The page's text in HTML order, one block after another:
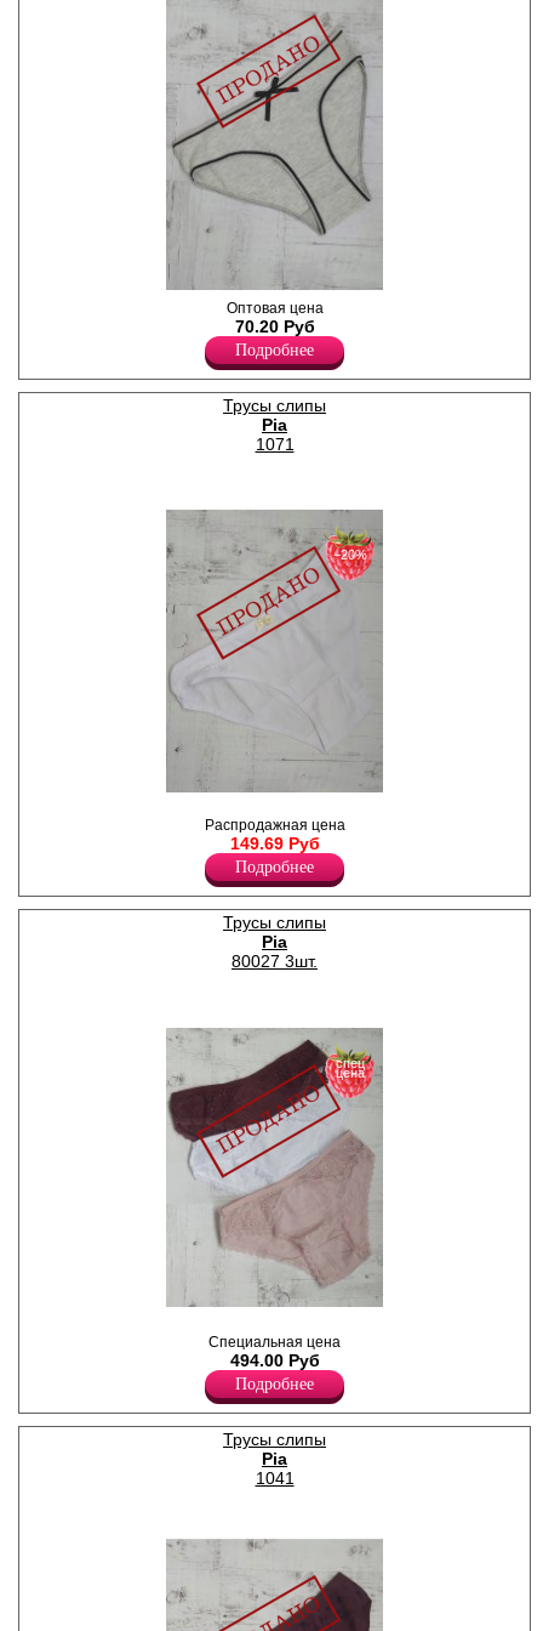
Трусы слипы женские из
хлопка, однотонные, с
декоративным бантиком, х/б
ластовица.
Хлопок 95%
Эластан 5%
Оптовая цена
70.20 Руб
Подробнее
Трусы слипы
Pia
1071
средней посадки, из хлопка,
с декоративными вставками
из кружева и декоративным
бантиком, х/б ластовица.
Хлопок 95%
Эластан 5%
−20%
Распродажная цена
149.69 Руб
Подробнее
Трусы слипы
Pia
80027 3шт.
хлопка, в крапинку, с
кружевными вставками и
обрамлением, х/б ластовица.
В наборе 3 штуки разного
цвета.
Хлопок 95%
Спандекс 5%
спец
цена
Специальная цена
494.00 Руб
Подробнее
Трусы слипы
Pia
1041